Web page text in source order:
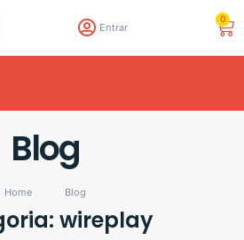
Entrar
0
Blog
Home Blog
wireplay